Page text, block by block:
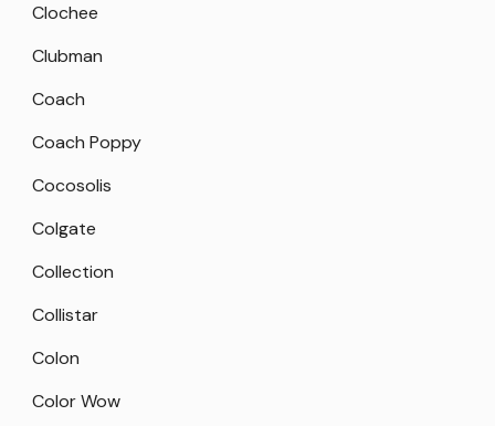
Clochee
Clubman
Coach
Coach Poppy
Cocosolis
Colgate
Collection
Collistar
Colon
Color Wow